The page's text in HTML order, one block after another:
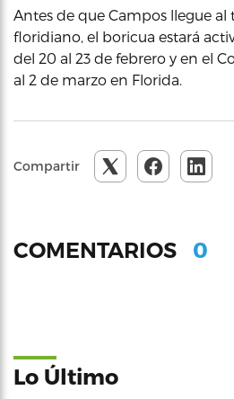
Antes de que Campos llegue al
floridiano, el boricua estará
del 20 al 23 de febrero y en el
al 2 de marzo en Florida.
Compartir
COMENTARIOS 0
Lo Último